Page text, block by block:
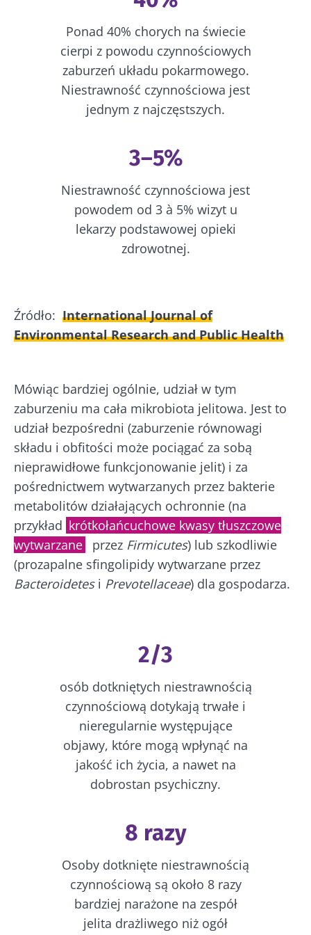
Ponad 40% chorych na świecie
cierpi z powodu czynnościowych
zaburzeń układu pokarmowego.
Niestrawność czynnościowa jest
jednym z najczęstszych.
3–5%
Niestrawność czynnościowa jest
powodem od 3 à 5% wizyt u
lekarzy podstawowej opieki
zdrowotnej.
Źródło: International Journal of
Environmental Research and Public Health
Mówiąc bardziej ogólnie, udział w tym
zaburzeniu ma cała mikrobiota jelitowa. Jest to
udział bezpośredni (zaburzenie równowagi
składu i obfitości może pociągać za sobą
nieprawidłowe funkcjonowanie jelit) i za
pośrednictwem wytwarzanych przez bakterie
metabolitów działających ochronnie (na
przykład krótkołańcuchowe kwasy tłuszczowe
wytwarzane
przez Firmicutes) lub szkodliwie
(prozapalne sfingolipidy wytwarzane przez
Bacteroidetesi Prevotellaceae) dla gospodarza.
2/3
osób dotkniętych niestrawnością
czynnościową dotykają trwałe i
nieregularnie występujące
objawy, które mogą wpłynąć na
jakość ich życia, a nawet na
dobrostan psychiczny.
8 razy
Osoby dotknięte niestrawnością
czynnościową są około 8 razy
bardziej narażone na zespół
jelita drażliwego niż ogół
Przekierowanie
miesiącu odbieraj „The Essential”, aby być na
bieżąco z najnowszymi informacjami o
mikrobiocie
Nie odchodź tak
szybko!
Dołącz do społeczności mikrobioty i raz w
miesiącu odbieraj „The Essential”, aby być na
bieżąco z najnowszymi informacjami o
Chcę zaprenumerować inne wiadomości z
Biocodexu